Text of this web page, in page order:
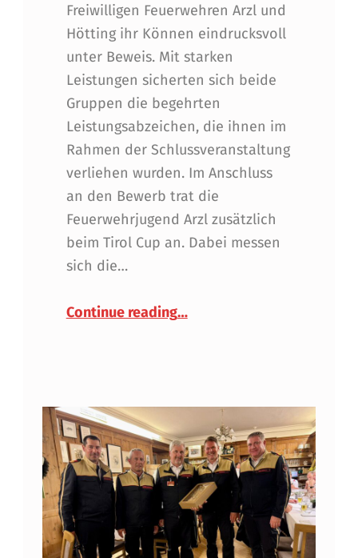
Freiwilligen Feuerwehren Arzl und
Hötting ihr Können eindrucksvoll
unter Beweis. Mit starken
Leistungen sicherten sich beide
Gruppen die begehrten
Leistungsabzeichen, die ihnen im
Rahmen der Schlussveranstaltung
verliehen wurden. Im Anschluss
an den Bewerb trat die
Feuerwehrjugend Arzl zusätzlich
beim Tirol Cup an. Dabei messen
sich die…
Continue reading…